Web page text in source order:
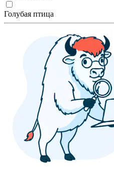
Голубая птица